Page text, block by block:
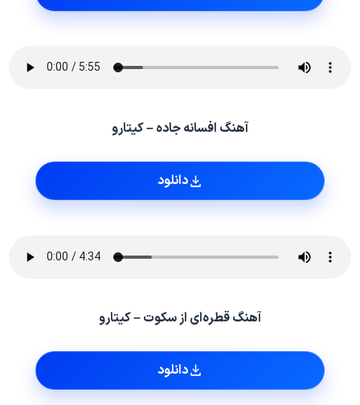
آهنگ افسانه جاده – کیتارو
دانلود
آهنگ قطره‌ای از سکوت – کیتارو
دانلود